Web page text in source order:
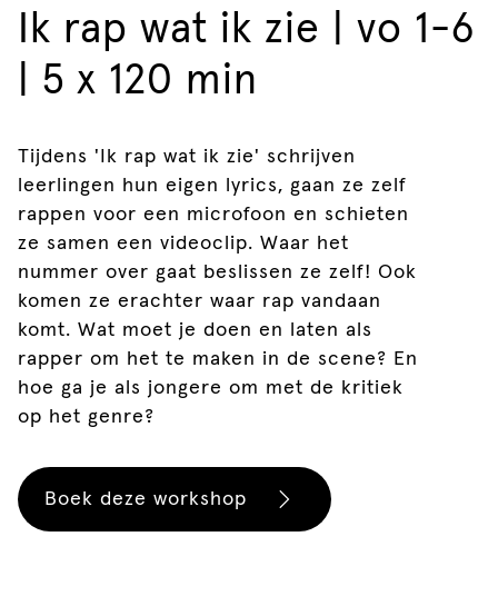
Ik rap wat ik zie | vo 1-6
| 5 x 120 min
Tijdens 'Ik rap wat ik zie' schrijven
leerlingen hun eigen lyrics, gaan ze zelf
rappen voor een microfoon en schieten
ze samen een videoclip. Waar het
nummer over gaat beslissen ze zelf! Ook
komen ze erachter waar rap vandaan
komt. Wat moet je doen en laten als
rapper om het te maken in de scene? En
hoe ga je als jongere om met de kritiek
op het genre?
Boek deze workshop